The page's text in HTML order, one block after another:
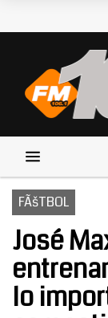
FÃšTBOL
José
lo